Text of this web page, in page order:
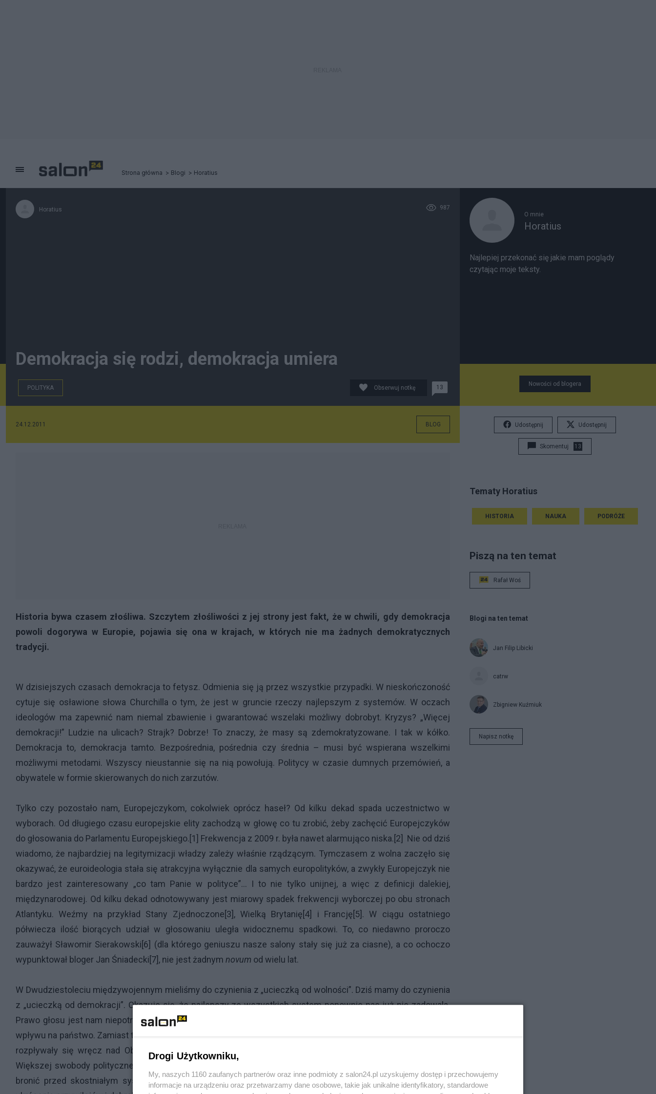
Strona główna Blogi Horatius
Horatius 987
Demokracja się rodzi, demokracja umiera
POLITYKA Obserwuj notkę 13
24.12.2011 BLOG
Historia bywa czasem złośliwa. Szczytem złośliwości z jej strony jest fakt, że w chwili, gdy demokracja
powoli dogorywa w Europie, pojawia się ona w krajach, w których nie ma żadnych demokratycznych
tradycji.
W dzisiejszych czasach demokracja to fetysz. Odmienia się ją przez wszystkie przypadki. W nieskończoność
cytuje się osławione słowa Churchilla o tym, że jest w gruncie rzeczy najlepszym z systemów. W oczach
ideologów ma zapewnić nam niemal zbawienie i gwarantować wszelaki możliwy dobrobyt. Kryzys? „Więcej
demokracji!” Ludzie na ulicach? Strajk? Dobrze! To znaczy, że masy są zdemokratyzowane. I tak w kółko.
Demokracja to, demokracja tamto. Bezpośrednia, pośrednia czy średnia – musi być wspierana wszelkimi
możliwymi metodami. Wszyscy nieustannie się na nią powołują. Politycy w czasie dumnych przemówień, a
obywatele w formie skierowanych do nich zarzutów.
Tylko czy pozostało nam, Europejczykom, cokolwiek oprócz haseł? Od kilku dekad spada uczestnictwo w
wyborach. Od długiego czasu europejskie elity zachodzą w głowę co tu zrobić, żeby zachęcić Europejczyków
do głosowania do Parlamentu Europejskiego.[1] Frekwencja z 2009 r. była nawet alarmująco niska.[2] Nie od dziś
wiadomo, że najbardziej na legitymizacji władzy zależy właśnie rządzącym. Tymczasem z wolna zaczęło się
okazywać, że euroideologia stała się atrakcyjna wyłącznie dla samych europolityków, a zwykły Europejczyk nie
bardzo jest zainteresowany „co tam Panie w polityce”… I to nie tylko unijnej, a więc z definicji dalekiej,
międzynarodowej. Od kilku dekad odnotowywany jest miarowy spadek frekwencji wyborczej po obu stronach
Atlantyku. Weźmy na przykład Stany Zjednoczone[3], Wielką Brytanię[4] i Francję[5]. W ciągu ostatniego
półwiecza ilość biorących udział w głosowaniu uległa widocznemu spadkowi. To, co niedawno proroczo
zauważył Sławomir Sierakowski[6] (dla którego geniuszu nasze salony stały się już za ciasne), a co ochoczo
wypunktował bloger Jan Śniadecki[7], nie jest żadnym novum od wielu lat.
W Dwudziestoleciu międzywojennym mieliśmy do czynienia z „ucieczką od wolności”. Dziś mamy do czynienia
z „ucieczką od demokracji”. Okazuje się, że najlepszy ze wszystkich system ponownie nas już nie zadowala.
Prawo głosu jest nam niepotrzebne. W większości i tak uważamy, że jest iluzoryczne i nie daje nam realnego
wpływu na państwo. Zamiast tego doceniamy bardziej własną wygodę czy pełną lodówkę. Nie tak dawno media
rozpływały się wręcz nad Oburzonymi, którzy wyszli na ulice europejskich miast. Czego ci ludzie chcieli?
Większej swobody politycznej? Niezależności? Prawa do współdecydowania o losach wspólnoty, której chcą
bronić przed skostniałym systemem politycznym? Oburzonych z domu wyciągnęło nic innego jak groźba
O mnie
Horatius
Najlepiej przekonać się jakie mam poglądy
czytając moje teksty.
Nowości od blogera
Udostępnij Udostępnij
Skomentuj 13
Tematy Horatius
HISTORIA NAUKA PODRÓŻE
Piszą na ten temat
Rafał Woś
Blogi na ten temat
Jan Filip Libicki
catrw
Zbigniew Kuźmiuk
Napisz notkę
Drogi Użytkowniku,
My, naszych 1160 zaufanych partnerów oraz inne podmioty z salon24.pl uzyskujemy dostęp i przechowujemy
informacje na urządzeniu oraz przetwarzamy dane osobowe, takie jak unikalne identyfikatory, standardowe